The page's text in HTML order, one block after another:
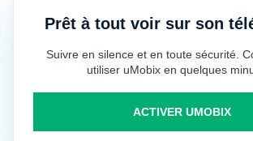
Prêt à tout voir sur son
Suivre en silence et en toute sécurité.
utiliser uMobix en quelques
ACTIVER UMOBIX